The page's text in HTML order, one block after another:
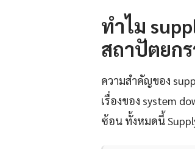
ทำไม
สถาปัตยก
ความสำคัญของ
เรื่องของ system
ซ้อน ทั้งหมดนี้